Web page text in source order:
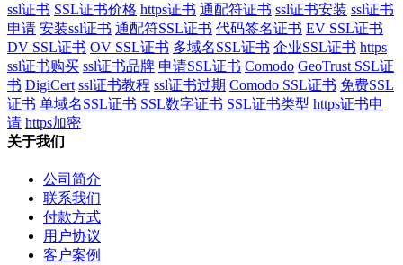
ssl证书 SSL证书价格 https证书 通配符证书 ssl证书安装 ssl证书
申请 安装ssl证书 通配符SSL证书 代码签名证书 EV SSL证书
DV SSL证书 OV SSL证书 多域名SSL证书 企业SSL证书 https
ssl证书购买 ssl证书品牌 申请SSL证书 Comodo GeoTrust SSL证
书 DigiCert ssl证书教程 ssl证书过期 Comodo SSL证书 免费SSL
证书 单域名SSL证书 SSL数字证书 SSL证书类型 https证书申
请 https加密
关于我们
公司简介
联系我们
付款方式
用户协议
客户案例